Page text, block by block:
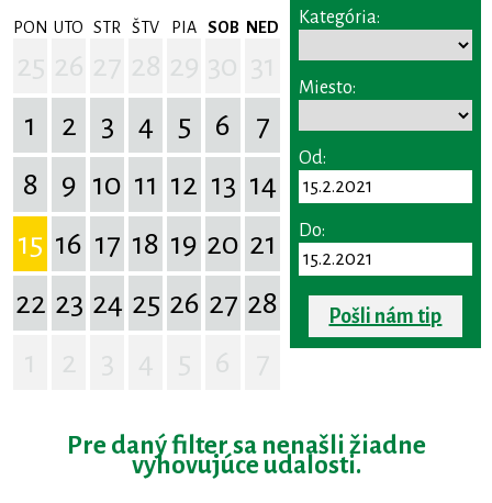
PON UTO STR ŠTV PIA SOB NED
1
2 3 4 5 6
7
8
9 10 11 12 13 14
15 16 17 18 19 20 21
22 23 24 25 26 27 28
Kategória:
Miesto:
Od:
Do:
Pošli nám tip
Pre daný filter sa nenašli žiadne
vyhovujúce udalosti.